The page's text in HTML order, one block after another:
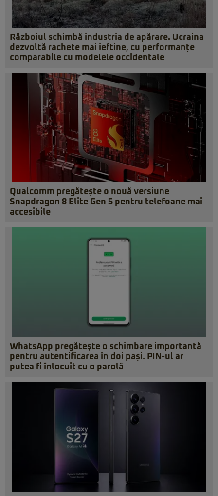
Războiul schimbă industria de apărare. Ucraina
dezvoltă rachete mai ieftine, cu performanțe
comparabile cu modelele occidentale
Qualcomm pregătește o nouă versiune
Snapdragon 8 Elite Gen 5 pentru telefoane mai
accesibile
WhatsApp pregătește o schimbare importantă
pentru autentificarea în doi pași. PIN-ul ar
putea fi înlocuit cu o parolă